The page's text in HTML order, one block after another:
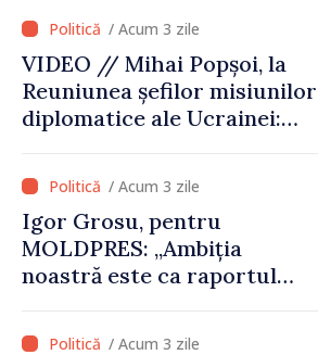
hidrologice din bazinul
râului Nistru și proiecte
comune în infrastructură și
energie
/ Acum 3 zile
VIDEO // Mihai Popșoi, la
Reuniunea șefilor misiunilor
diplomatice ale Ucrainei:
alegerea. Ne-am alăturat
Ucrainei”/ Acum 3 zile
Igor Grosu, pentru
MOLDPRES: „Ambiția
noastră este ca raportul
an să fie și mai bun”
/ Acum 3 zile